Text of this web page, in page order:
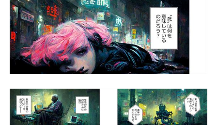
企業向けIT製品の総合サイト
IT製品の技術・比較・事例
製造業のIT導入・活用を支援
エレクトロニクス専門サイト
電子設計の基本と応用